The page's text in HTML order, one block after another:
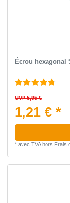
Écrou hexagonal
UVP 5,95 €
1,21 € *
* avec TVAhors Frais